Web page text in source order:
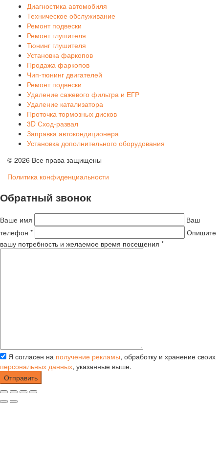
Диагностика автомобиля
Техническое обслуживание
Ремонт подвески
Ремонт глушителя
Тюнинг глушителя
Установка фаркопов
Продажа фаркопов
Чип-тюнинг двигателей
Ремонт подвески
Удаление сажевого фильтра и ЕГР
Удаление катализатора
Проточка тормозных дисков
3D Сход-развал
Заправка автокондиционера
Установка дополнительного оборудования
© 2026 Все права защищены
Политика конфиденциальности
Обратный звонок
Ваше имя
Ваш
телефон *
Опишите
вашу потребность и желаемое время посещения *
Я согласен на получение рекламы, обработку и хранение своих
персональных данных, указанные выше.